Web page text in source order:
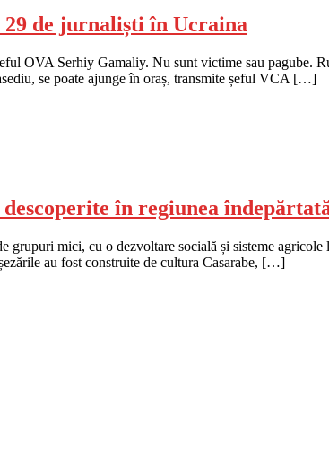
de jurnaliști în Ucraina
OVA Serhiy Gamaliy. Nu sunt victime sau pagube.
se poate ajunge în oraș, transmite șeful VCA […]
în regiunea
grupuri mici, cu o dezvoltare socială și sisteme
au fost construite de cultura Casarabe, […]